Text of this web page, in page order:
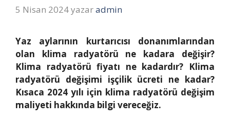
5 Nisan 2024yazaradmin
Yaz aylarının kurtarıcısı donanımlarından
olan klima radyatörü ne kadara değişir?
Klima radyatörü fiyatı ne kadardır? Klima
radyatörü değişimi işçilik ücreti ne kadar?
Kısaca 2024 yılı için klima radyatörü değişim
maliyeti hakkında bilgi vereceğiz.